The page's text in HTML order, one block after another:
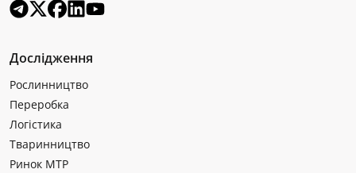
Дослідження
Рослинництво
Переробка
Логістика
Тваринництво
Ринок МТР